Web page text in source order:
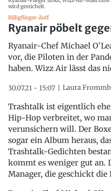
wird gestichelt.
Billigflieger-Zoff
Ryanair pöbelt
Ryanair-Chef Michael
vor, die Piloten in der
haben. Wizz Air lässt das
30.07.21 - 15:07 Laura
Trashtalk ist eigentlich
Hip-Hop verbreitet, wo
verunsichern will. Der
sogar ein Album heraus,
Trashtalk-Gedichten
kommt es weniger gut an.
Manager, die geschickt